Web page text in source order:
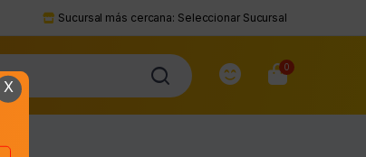
Sucursal más cercana: Seleccionar Sucursal
0
X